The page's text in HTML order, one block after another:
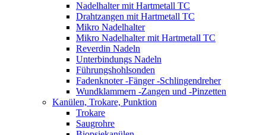
Nadelhalter mit Hartmetall TC
Drahtzangen mit Hartmetall TC
Mikro Nadelhalter
Mikro Nadelhalter mit Hartmetall TC
Reverdin Nadeln
Unterbindungs Nadeln
Führungshohlsonden
Fadenknoter -Fänger -Schlingendreher
Wundklammern -Zangen und -Pinzetten
Kanülen, Trokare, Punktion
Trokare
Saugrohre